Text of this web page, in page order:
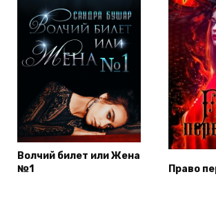
Волчий билет или Жена
№1
Право